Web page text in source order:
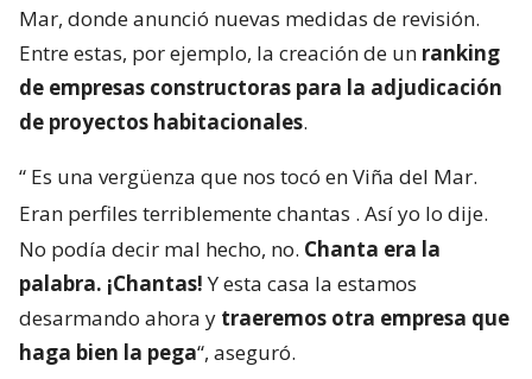
Mar, donde anunció nuevas medidas de revisión.
Entre estas, por ejemplo, la creación de un ranking
de empresas constructoras para la adjudicación
de proyectos habitacionales.
“ Es una vergüenza que nos tocó en Viña del Mar.
Eran perfiles terriblemente chantas . Así yo lo dije.
No podía decir mal hecho, no. Chanta era la
palabra. ¡Chantas!Y esta casa la estamos
desarmando ahora y traeremos otra empresa que
haga bien la pega“, aseguró.